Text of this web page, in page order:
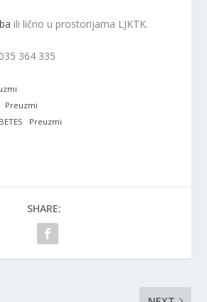
ili lično u prostorijama LJKTK.
364 335
Preuzmi
Preuzmi
SHARE: